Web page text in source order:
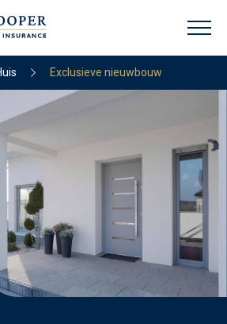
Exclusieve nieuwbouw